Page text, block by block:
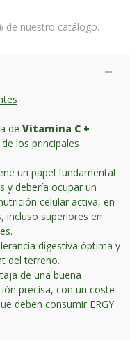
de nuestro catálogo.
de Vitamina C +
los principales
un papel fundamental
y debería ocupar un
celular activa, en
incluso superiores en
digestiva óptima y
del terreno.
de una buena
precisa, con un coste
deben consumir ERGY